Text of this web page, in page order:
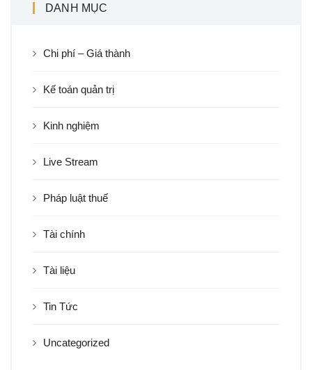
DANH MỤC
Chi phí – Giá thành
Kế toán quản trị
Kinh nghiệm
Live Stream
Pháp luật thuế
Tài chính
Tài liệu
Tin Tức
Uncategorized